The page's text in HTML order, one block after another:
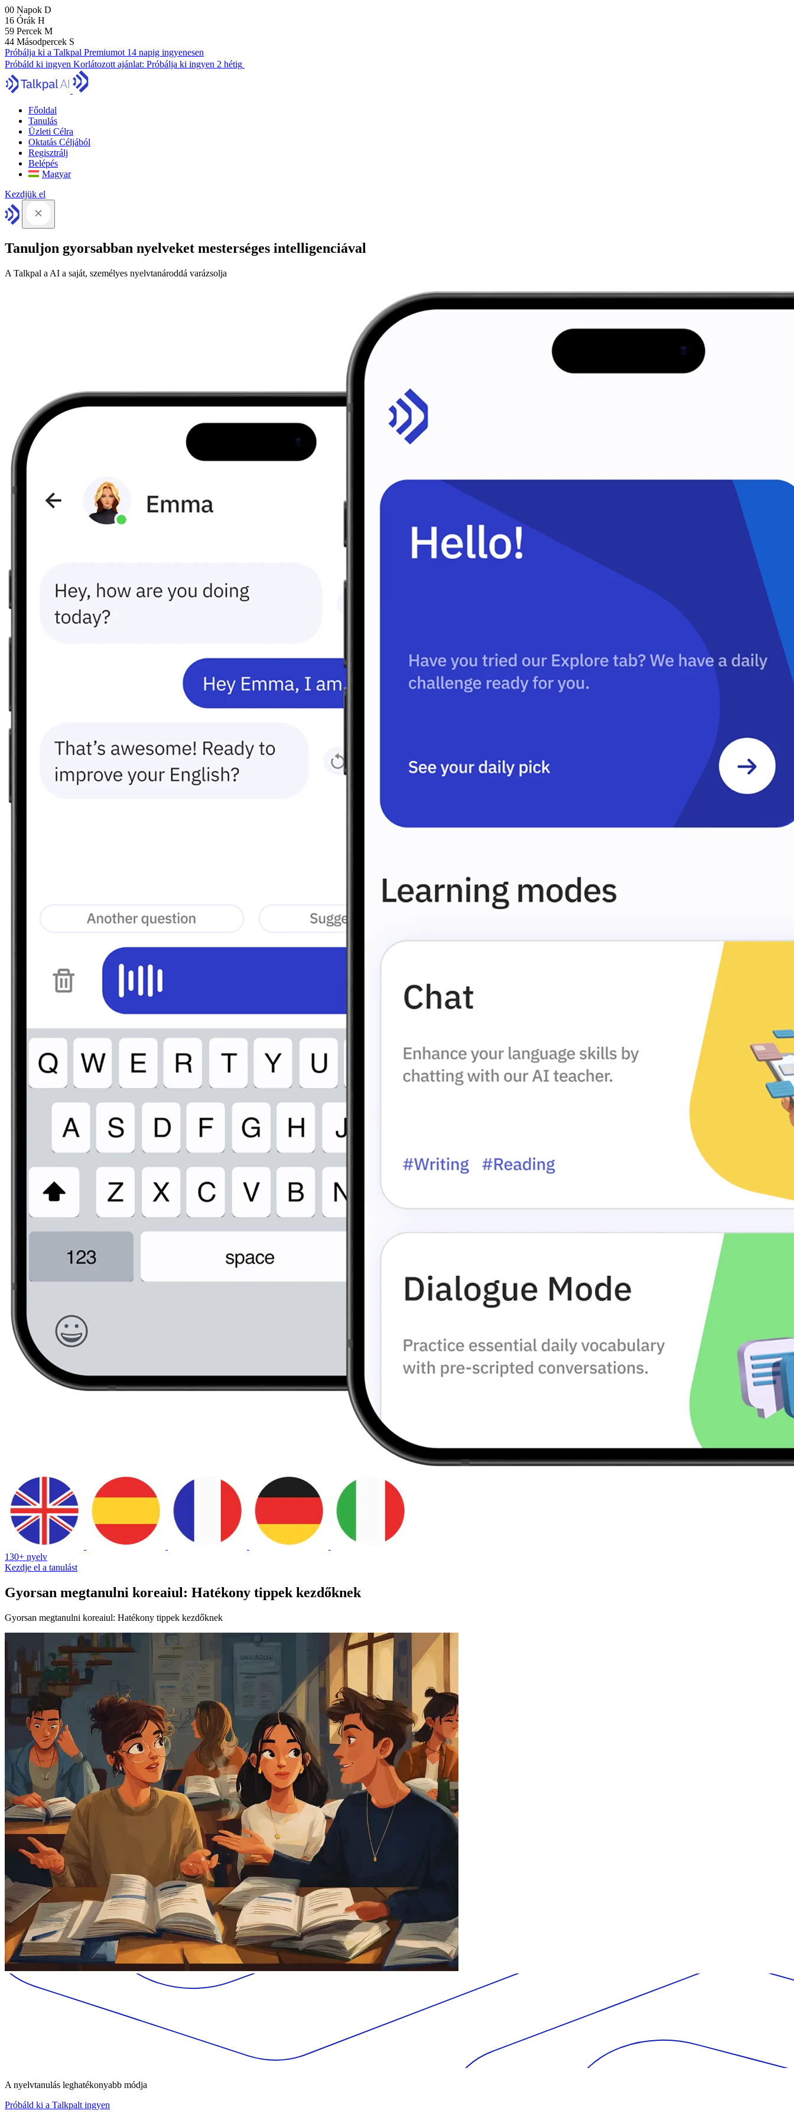
00 Napok D
16 Órák H
59 Percek M
43 Másodpercek S
Próbálja ki a Talkpal Premiumot 14 napig ingyenesen
Próbáld ki ingyen Korlátozott ajánlat: Próbálja ki ingyen 2 hétig
Főoldal
Tanulás
Üzleti Célra
Oktatás Céljából
Regisztrálj
Belépés
Magyar
Kezdjük el
Tanuljon gyorsabban nyelveket mesterséges intelligenciával
A Talkpal a AI a saját, személyes nyelvtanároddá varázsolja
130+ nyelv
Kezdje el a tanulást
Gyorsan megtanulni koreaiul: Hatékony tippek kezdőknek
Gyorsan megtanulni koreaiul: Hatékony tippek kezdőknek
A nyelvtanulás leghatékonyabb módja
Próbáld ki a Talkpalt ingyen